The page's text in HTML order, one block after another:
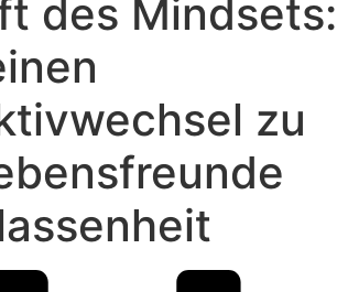
des Mindsets:
zu